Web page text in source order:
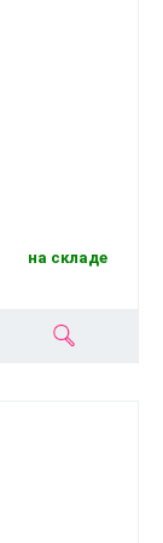
на складе